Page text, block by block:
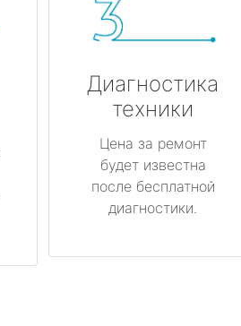
Диагностика
техники
Цена за ремонт
будет известна
после бесплатной
диагностики.